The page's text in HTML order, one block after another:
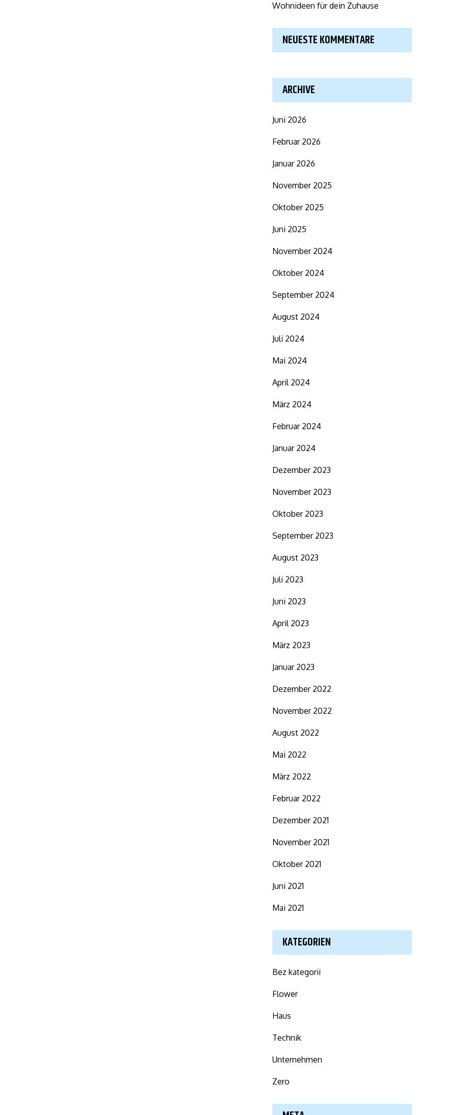
Wohnideen für dein Zuhause
NEUESTE KOMMENTARE
ARCHIVE
Juni 2026
Februar 2026
Januar 2026
November 2025
Oktober 2025
Juni 2025
November 2024
Oktober 2024
September 2024
August 2024
Juli 2024
Mai 2024
April 2024
März 2024
Februar 2024
Januar 2024
Dezember 2023
November 2023
Oktober 2023
September 2023
August 2023
Juli 2023
Juni 2023
April 2023
März 2023
Januar 2023
Dezember 2022
November 2022
August 2022
Mai 2022
März 2022
Februar 2022
Dezember 2021
November 2021
Oktober 2021
Juni 2021
Mai 2021
KATEGORIEN
Bez kategorii
Flower
Haus
Technik
Unternehmen
Zero